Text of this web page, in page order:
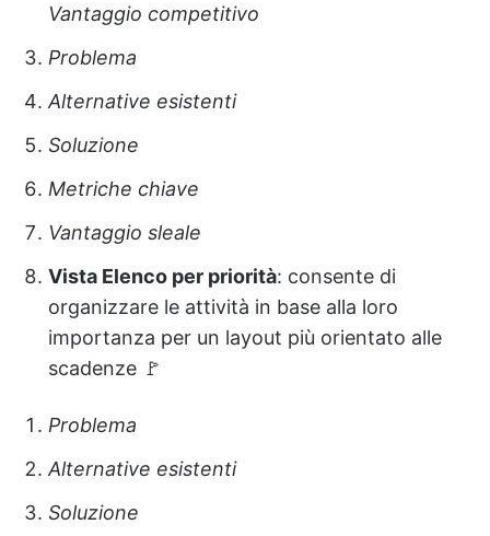
Vantaggio competitivo
Problema
Alternative esistenti
Soluzione
Metriche chiave
Vantaggio sleale
Vista Elenco per priorità: consente di
organizzare le attività in base alla loro
importanza per un layout più orientato alle
scadenze 🚩
Problema
Alternative esistenti
Soluzione